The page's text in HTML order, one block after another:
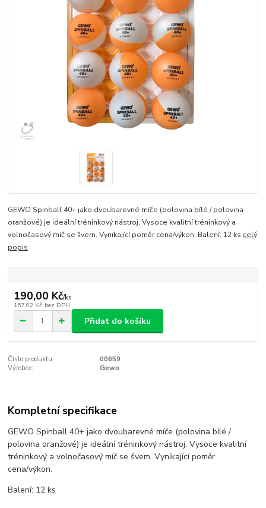
GEWO Spinball 40+ jako dvoubarevné míče (polovina bílé / polovina
oranžové) je ideální tréninkový nástroj. Vysoce kvalitní tréninkový a
volnočasový míč se švem. Vynikající poměr cena/výkon. Balení: 12 ks celý
popis
190,00 Kč/ks
157,02 Kč bez DPH
Přidat do košíku
Číslo produktu:
00659
Výrobce:
Gewo
Kompletní specifikace
GEWO Spinball 40+ jako dvoubarevné míče (polovina bílé /
polovina oranžové) je ideální tréninkový nástroj. Vysoce kvalitní
tréninkový a volnočasový míč se švem. Vynikající poměr
cena/výkon.
Balení: 12 ks